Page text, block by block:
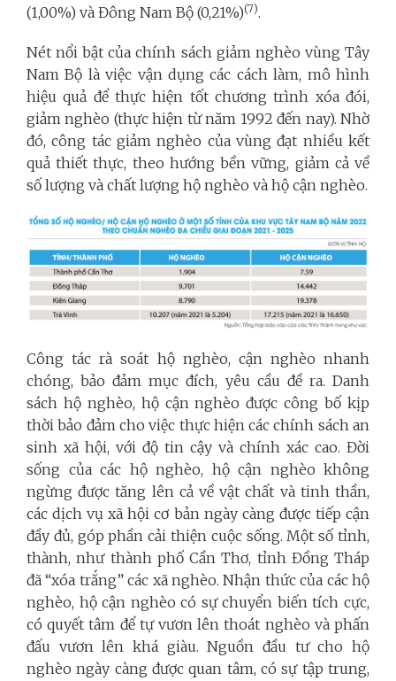
(1,00%) và Đông Nam Bộ (0,21%)(7).
Nét nổi bật của chính sách giảm nghèo vùng Tây
Nam Bộ là việc vận dụng các cách làm, mô hình
hiệu quả để thực hiện tốt chương trình xóa đói,
giảm nghèo (thực hiện từ năm 1992 đến nay). Nhờ
đó,công tác giảm nghèo của vùng đạt nhiều kết
quả thiết thực, theo hướng bền vững, giảm cả về
số lượng và chất lượng hộ nghèo và hộ cận nghèo.
Công tác rà soát hộ nghèo, cận nghèo nhanh
chóng, bảo đảm mục đích, yêu cầu đề ra. Danh
sách hộ nghèo, hộ cận nghèo được công bố kịp
thời bảo đảm cho việc thực hiện các chính sách an
sinh xã hội, với độ tin cậy và chính xác cao. Đời
sống của các hộ nghèo, hộ cận nghèo không
ngừng được tăng lên cả về vật chất và tinh thần,
các dịch vụ xã hội cơ bản ngày càng được tiếp cận
đầy đủ, góp phần cải thiện cuộc sống. Một số tỉnh,
thành, như thành phố Cần Thơ, tỉnh Đồng Tháp
đã “xóa trắng” các xã nghèo. Nhận thức của các hộ
nghèo, hộ cận nghèo có sự chuyển biến tích cực,
có quyết tâm để tự vươn lên thoát nghèo và phấn
đấu vươn lên khá giàu. Nguồn đầu tư cho hộ
nghèo ngày càng được quan tâm, có sự tập trung,